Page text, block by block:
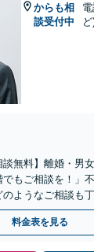
からも相
談受付中
談無料】離婚・男
でもご相談を！」
ようなご相談も
】【完全個室】
料金表を見る